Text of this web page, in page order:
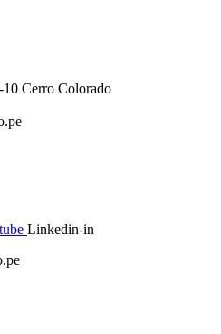
Cerro Colorado
Linkedin-in